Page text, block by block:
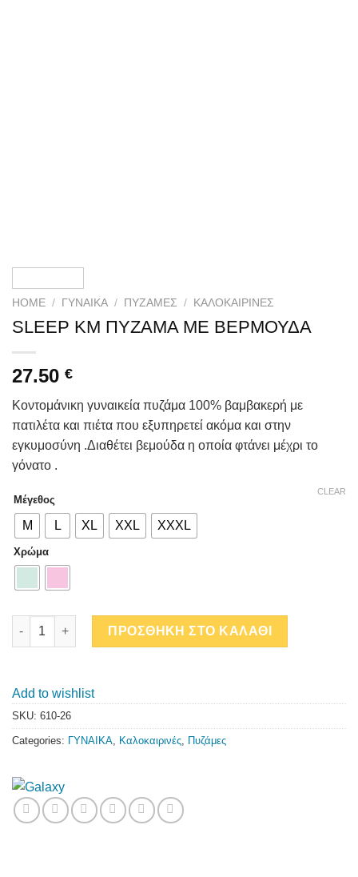
HOME / ΓΥΝΑΙΚΑ / ΠΥΖΆΜΕΣ / ΚΑΛΟΚΑΙΡΙΝΈΣ
SLEEP ΚΜ ΠΥΖΑΜΑ ΜΕ ΒΕΡΜΟΥΔΑ
27.50 €
Κοντομάνικη γυναικεία πυζάμα 100% βαμβακερή με
πατιλέτα και πιέτα που εξυπηρετεί ακόμα και στην
εγκυμοσύνη .Διαθέτει βεμούδα η οποία φτάνει μέχρι το
γόνατο .
Μέγεθος
M L XL XXL XXXL
Χρώμα
CLEAR
SLEEP ΚΜ ΠΥΖΑΜΑ ΜΕ ΒΕΡΜΟΥΔΑ quantity
ΠΡΟΣΘΗΚΗ ΣΤΟ ΚΑΛΑΘΙ
Add to wishlist
SKU: 610-26
Categories: ΓΥΝΑΙΚΑ Καλοκαιρινές Πυζάμες